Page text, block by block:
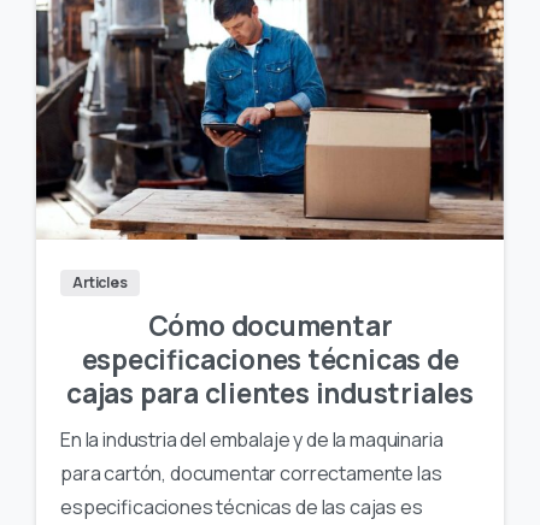
Articles
Cómo documentar
especificaciones técnicas de
cajas para clientes industriales
En la industria del embalaje y de la maquinaria
para cartón, documentar correctamente las
especificaciones técnicas de las cajas es